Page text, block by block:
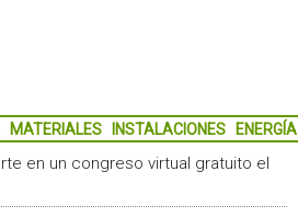
MATERIALES INSTALACIONES ENERGÍA
en un congreso virtual gratuito el